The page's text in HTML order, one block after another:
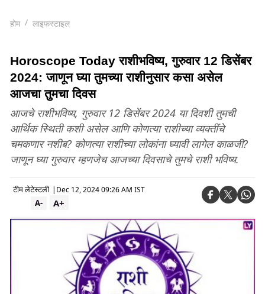
होम लाइफस्टाइल
Horoscope Today राशीभविष्य, गुरुवार 12 डिसेंबर
2024: जाणून घ्या तुमच्या राशीनुसार कसा असेल
आजचा तुमचा दिवस
आजचे राशीभविष्य, गुरुवार 12 डिसेंबर 2024 या दिवशी तुमची
आर्थिक स्थिती कशी असेल आणि कोणत्या राशीच्या व्यक्तींचे
चमकणार नशीब? कोणत्या राशीच्या लोकांना घ्यावी लागेल काळजी?
जाणून घ्या गुरुवार म्हणजेच आजच्या दिवसाचे तुमचे राशी भविष्य.
टीम लेटेस्टली | Dec 12, 2024 09:26 AM IST
A+
A-